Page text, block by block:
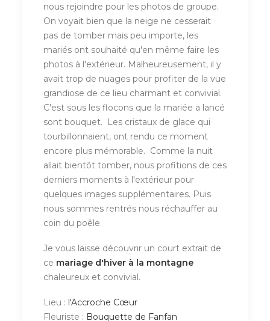
nous rejoindre pour les photos de groupe.
On voyait bien que la neige ne cesserait
pas de tomber mais peu importe, les
mariés ont souhaité qu'en même faire les
photos à l'extérieur. Malheureusement, il y
avait trop de nuages pour profiter de la vue
grandiose de ce lieu charmant et convivial.
C'est sous les flocons que la mariée a lancé
sont bouquet. Les cristaux de glace qui
tourbillonnaient, ont rendu ce moment
encore plus mémorable. Comme la nuit
allait bientôt tomber, nous profitions de ces
derniers moments à l'extérieur pour
quelques images supplémentaires. Puis
nous sommes rentrés nous réchauffer au
coin du poêle.
Je vous laisse découvrir un court extrait de
ce mariage d'hiver à la montagne
chaleureux et convivial.
Lieu : l'Accroche Cœur
Fleuriste : Bouquette de Fanfan